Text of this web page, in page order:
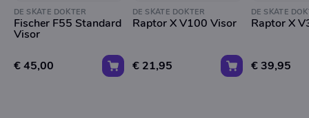
DE SKATE DOKTER
Fischer F55 Standard
Visor
€ 45,00
DE SKATE DOKTER
Raptor X V100 Visor
€ 21,95
DE SKATE
Raptor X
€ 39,95